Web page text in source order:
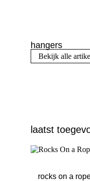
hangers
Bekijk alle
laatst
rocks on a